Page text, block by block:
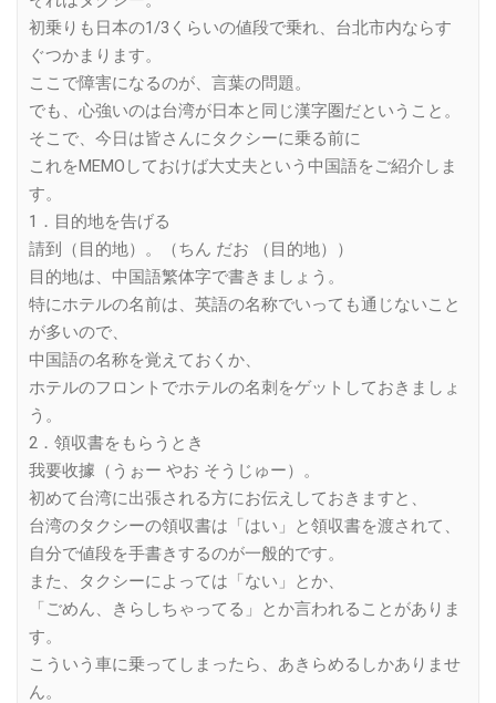
初乗りも日本の1/3くらいの値段で乗れ、台北市内ならす
ぐつかまります。
ここで障害になるのが、言葉の問題。
でも、心強いのは台湾が日本と同じ漢字圏だということ。
そこで、今日は皆さんにタクシーに乗る前に
これをMEMOしておけば大丈夫という中国語をご紹介しま
す。
1．目的地を告げる
請到（目的地）。（ちん だお （目的地））
目的地は、中国語繁体字で書きましょう。
特にホテルの名前は、英語の名称でいっても通じないこと
が多いので、
中国語の名称を覚えておくか、
ホテルのフロントでホテルの名刺をゲットしておきましょ
う。
2．領収書をもらうとき
我要收據（うぉー やお そうじゅー）。
初めて台湾に出張される方にお伝えしておきますと、
台湾のタクシーの領収書は「はい」と領収書を渡されて、
自分で値段を手書きするのが一般的です。
また、タクシーによっては「ない」とか、
「ごめん、きらしちゃってる」とか言われることがありま
す。
こういう車に乗ってしまったら、あきらめるしかありませ
ん。